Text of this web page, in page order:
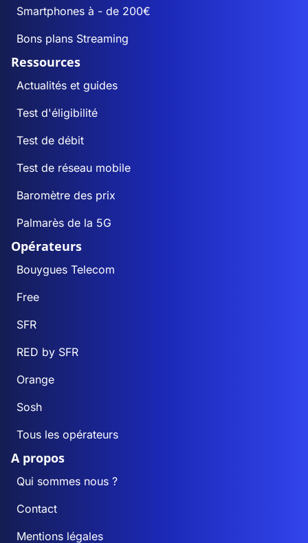
Smartphones à - de 200€
Bons plans Streaming
Ressources
Actualités et guides
Test d'éligibilité
Test de débit
Test de réseau mobile
Baromètre des prix
Palmarès de la 5G
Opérateurs
Bouygues Telecom
Free
SFR
RED by SFR
Orange
Sosh
Tous les opérateurs
A propos
Qui sommes nous ?
Contact
Mentions légales